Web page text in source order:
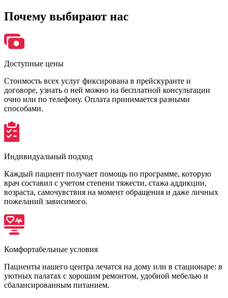
Почему выбирают нас
Доступные цены
Стоимость всех услуг фиксирована в прейскуранте и
договоре, узнать о ней можно на бесплатной консультации
очно или по телефону. Оплата принимается разными
способами.
Индивидуальный подход
Каждый пациент получает помощь по программе, которую
врач составил с учетом степени тяжести, стажа аддикции,
возраста, самочувствия на момент обращения и даже личных
пожеланий зависимого.
Комфортабельные условия
Пациенты нашего центра лечатся на дому или в стационаре: в
уютных палатах с хорошим ремонтом, удобной мебелью и
сбалансированным питанием.